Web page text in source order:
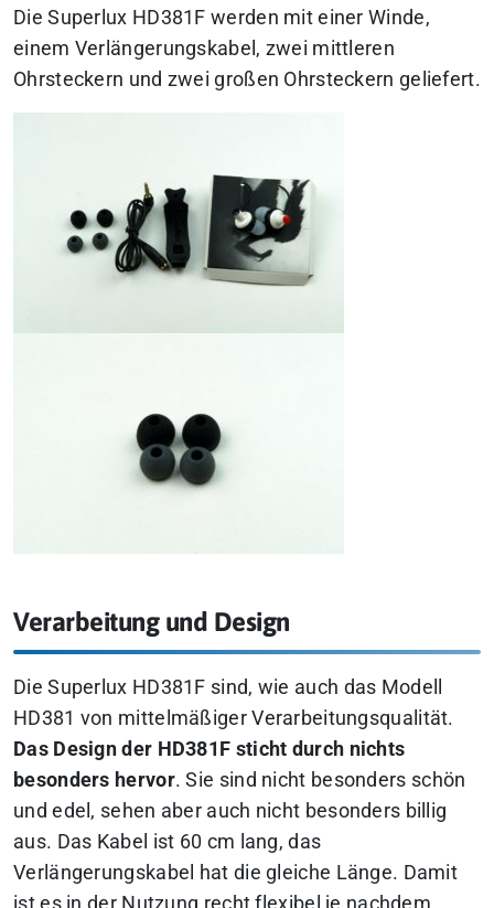
Die Superlux HD381F werden mit einer Winde,
einem Verlängerungskabel, zwei mittleren
Ohrsteckern und zwei großen Ohrsteckern geliefert.
Verarbeitung und Design
Die Superlux HD381F sind, wie auch das Modell
HD381 von mittelmäßiger Verarbeitungsqualität.
Das Design der HD381F sticht durch nichts
besonders hervor. Sie sind nicht besonders schön
und edel, sehen aber auch nicht besonders billig
aus. Das Kabel ist 60 cm lang, das
Verlängerungskabel hat die gleiche Länge. Damit
ist es in der Nutzung recht flexibel je nachdem,